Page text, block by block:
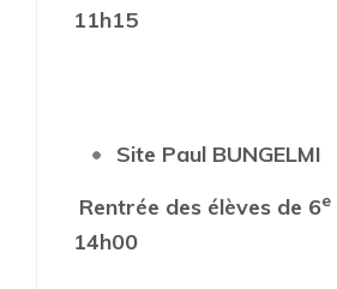
11h15
Site Paul BUNGELMI
Rentrée des élèves de 6e
14h00